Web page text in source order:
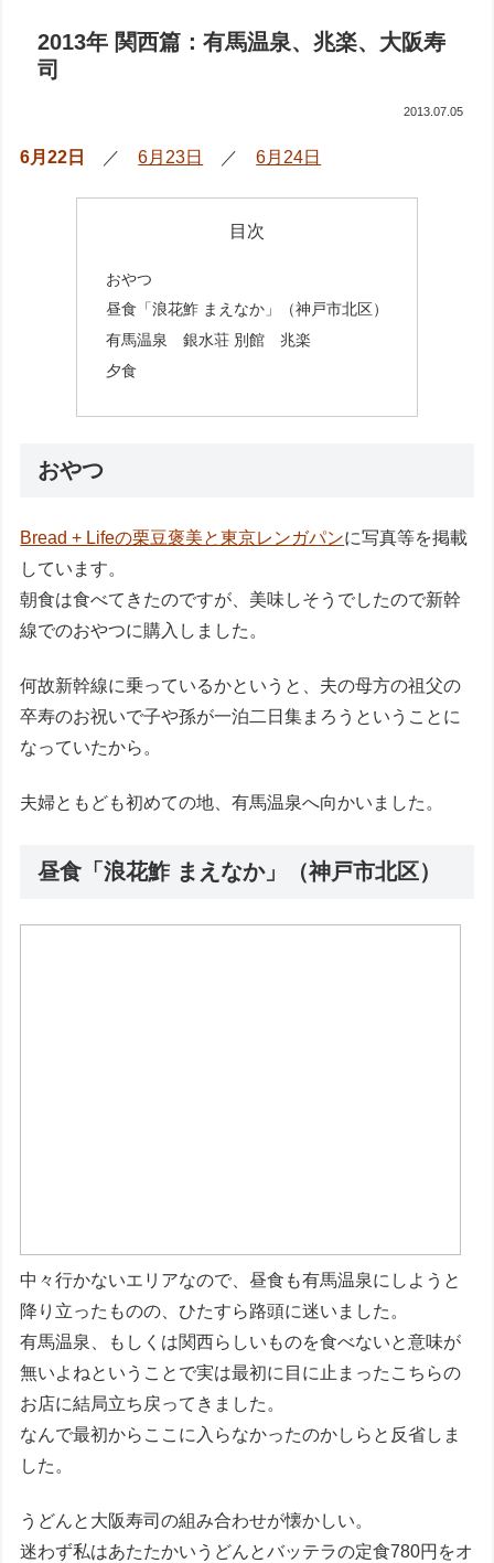
2013年 関西篇：有馬温泉、兆楽、大阪寿
司
2013.07.05
6月22日 ／6月23日 ／6月24日
目次
おやつ
昼食「浪花鮓 まえなか」（神戸市北区）
有馬温泉 銀水荘 別館 兆楽
夕食
おやつ
Bread + Lifeの栗豆褒美と東京レンガパンに写真等を掲載
しています。
朝食は食べてきたのですが、美味しそうでしたので新幹
線でのおやつに購入しました。
何故新幹線に乗っているかというと、夫の母方の祖父の
卒寿のお祝いで子や孫が一泊二日集まろうということに
なっていたから。
夫婦ともども初めての地、有馬温泉へ向かいました。
昼食「浪花鮓 まえなか」（神戸市北区）
中々行かないエリアなので、昼食も有馬温泉にしようと
降り立ったものの、ひたすら路頭に迷いました。
有馬温泉、もしくは関西らしいものを食べないと意味が
無いよねということで実は最初に目に止まったこちらの
お店に結局立ち戻ってきました。
なんで最初からここに入らなかったのかしらと反省しま
した。
うどんと大阪寿司の組み合わせが懐かしい。
迷わず私はあたたかいうどんとバッテラの定食780円をオ